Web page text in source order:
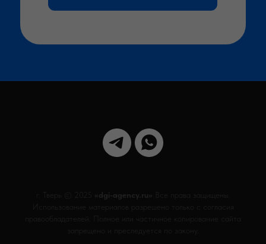
«dgi-agency.ru»
Все права защищены.
Использование материалов разрешено только с согласия
правообладателей. Полное или частичное копирование сайта
запрещено и преследуется по закону.